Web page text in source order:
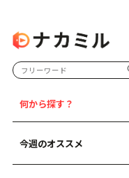
何から探す？
今週のオススメ